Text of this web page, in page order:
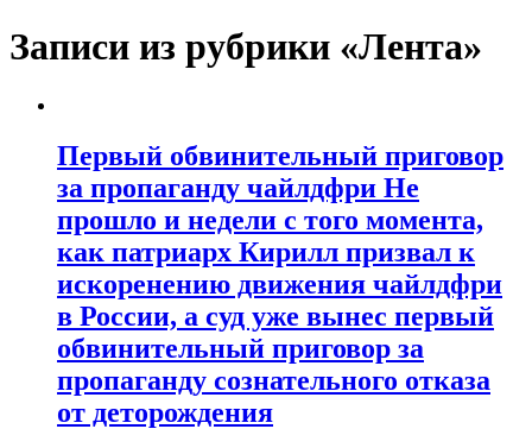
Записи из рубрики «Лента»
Первый обвинительный приговор
за пропаганду чайлдфри Не
прошло и недели с того момента,
как патриарх Кирилл призвал к
искоренению движения чайлдфри
в России, а суд уже вынес первый
обвинительный приговор за
пропаганду сознательного отказа
от деторождения